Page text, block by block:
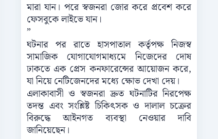
মারা যান। পরে স্বজনরা জোর করে প্রবেশ করে
ফেসবুকে লাইভে যান।
”
ঘটনার পর রাতে হাসপাতাল কর্তৃপক্ষ নিজস্ব
সামাজিক যোগাযোগমাধ্যমে নিজেদের দোষ
ঢাকতে এক প্রেস কনফারেন্সের আয়োজন করে,
যা নিয়ে নেটিজেনদের মধ্যে ক্ষোভ দেখা দেয়।
এলাকাবাসী ও স্বজনরা দ্রুত ঘটনাটির নিরপেক্ষ
তদন্ত এবং সংশ্লিষ্ট চিকিৎসক ও দালাল চক্রের
বিরুদ্ধে আইনগত ব্যবস্থা নেওয়ার দাবি
জানিয়েছেন।